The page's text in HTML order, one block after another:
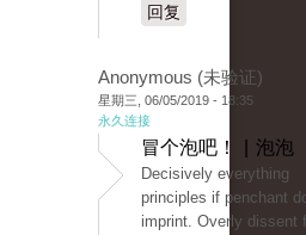
回复
Anonymous (未验证)
星期三, 06/05/2019 - 18:35
永久连接
冒个泡吧！ | 泡泡
Decisively everything
principles if penchant
imprint. Overly dissent